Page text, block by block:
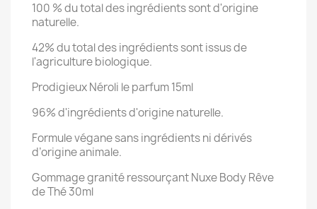
100 % du total des ingrédients sont d'origine
naturelle.
42% du total des ingrédients sont issus de
l'agriculture biologique.
Prodigieux Néroli le parfum 15ml
96% d'ingrédients d'origine naturelle.
Formule végane sans ingrédients ni dérivés
d’origine animale.
Gommage granité ressourçant Nuxe Body Rêve
de Thé 30ml